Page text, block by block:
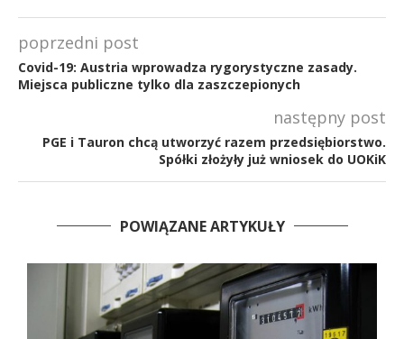
poprzedni post
Covid-19: Austria wprowadza rygorystyczne zasady.
Miejsca publiczne tylko dla zaszczepionych
następny post
PGE i Tauron chcą utworzyć razem przedsiębiorstwo.
Spółki złożyły już wniosek do UOKiK
POWIĄZANE ARTYKUŁY